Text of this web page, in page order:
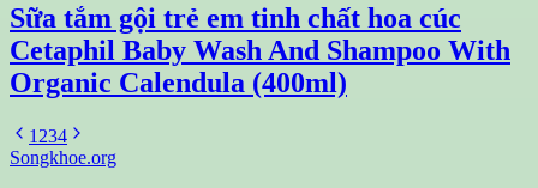
Sữa tắm gội trẻ em tinh chất hoa cúc
Cetaphil Baby Wash And Shampoo With
Organic Calendula (400ml)
1 234
Songkhoe.org